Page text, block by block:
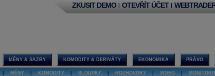
ZKUSIT DEMO | OTEVŘÍT ÚČET |
MĚNY & SAZBY KOMODITY & DERIVÁTY EKONOMIKA PRÁVO
MĚNY KOMODITY SLOUPKY ROZHOVORY VIDEO